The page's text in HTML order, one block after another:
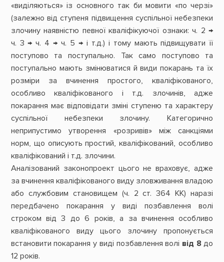
«виділяються» із основного так би мовити «по черзі»
(залежно від ступеня підвищення суспільної небезпеки
злочину наявністю певної кваліфікуючої ознаки: ч. 2 →
ч. 3 → ч. 4 → ч. 5 → і т.д.) і тому мають підвищувати її
поступово та поступально. Так само поступово та
поступально мають змінюватися й види покарань та їх
розміри за вчинення простого, кваліфікованого,
особливо кваліфікованого і т.д. злочинів, адже
покарання має відповідати зміні ступеню та характеру
суспільної небезпеки злочину. Категорично
неприпустимо утворення «розривів» між санкціями
норм, що описують простий, кваліфікований, особливо
кваліфікований і т.д. злочини.
Аналізований законопроект цього не враховує, адже
за вчинення кваліфікованого виду зловживання владою
або службовим становищем (ч. 2 ст. 364 КК) наразі
передбачено покарання у виді позбавлення волі
строком від 3 до 6 років, а за вчинення особливо
кваліфікованого виду цього злочину пропонується
встановити покарання у виді позбавлення волі від 8 до
12 років.